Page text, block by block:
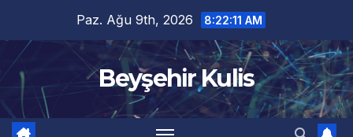
content
Paz. Ağu 9th, 2026 8:22:12 AM
Beyşehir Kulis